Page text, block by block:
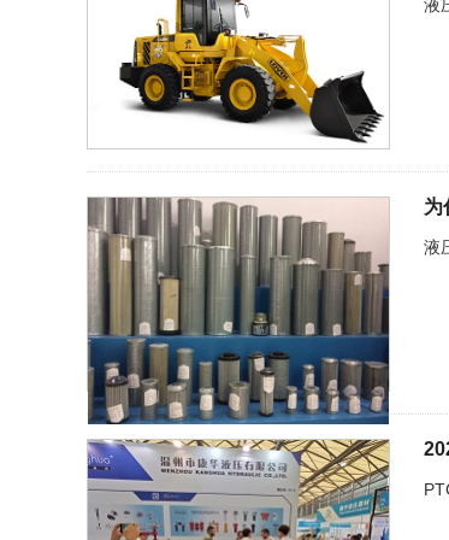
液
为
液